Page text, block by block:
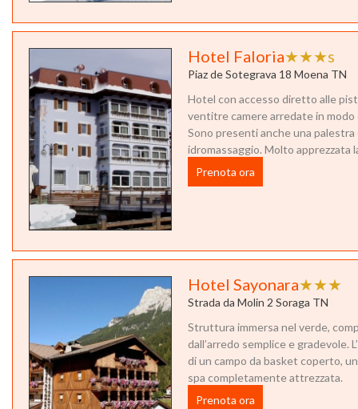
Hotel Faloria★★★s
Piaz de Sotegrava 18 Moena TN
Hotel con accesso diretto alle
ventitre camere arredate in modo
Sono presenti anche una palestra
idromassaggio. Molto apprezzata
Prenota ora
Hotel Sayonara★★★
Strada da Molin 2 Soraga TN
Struttura immersa nel verde,
dall’arredo semplice e gradevole.
di un campo da basket coperto,
spa completamente attrezzata.
Prenota ora